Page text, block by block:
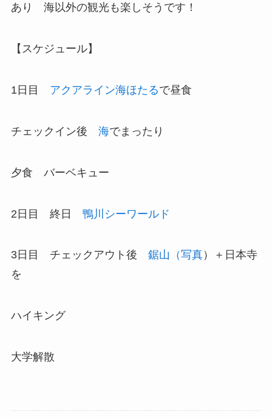
あり 海以外の観光も楽しそうです！
【スケジュール】
1日目 アクアライン海ほたるで昼食
チェックイン後 海でまったり
夕食 バーベキュー
2日目 終日 鴨川シーワールド
3日目 チェックアウト後 鋸山（写真）＋日本寺
を
ハイキング
大学解散